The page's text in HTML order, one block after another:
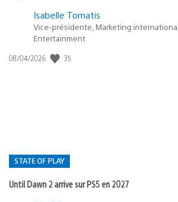
Isabelle Tomatis
Vice-présidente, Marketing
Entertainment
Date
08/04/2026 35
STATE OF PLAY
Until Dawn 2 arrive sur PS5 en 2027